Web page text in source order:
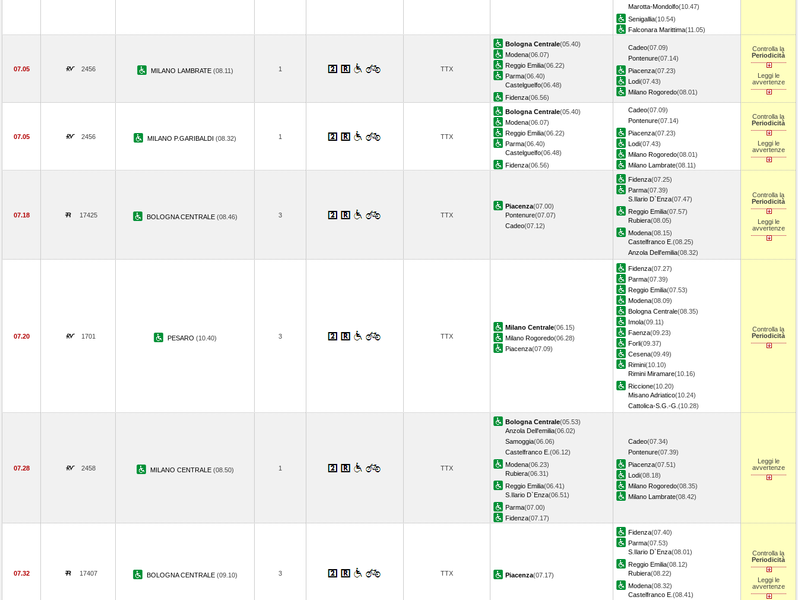
Marotta-Mondolfo(10.47)
Senigallia(10.54)
Falconara Marittima(11.05)
07.05 2456 MILANO LAMBRATE (08.11) 1 TTX
Bologna Centrale(05.40)
Modena(06.07)
Reggio Emilia(06.22)
Parma(06.40)
Castelguelfo(06.48)
Fidenza(06.56)
Cadeo(07.09)
Pontenure(07.14)
Piacenza(07.23)
Lodi(07.43)
Milano Rogoredo(08.01)
Controlla la
Periodicità
Leggi le
avvertenze
07.05 2456 MILANO P.GARIBALDI (08.32) 1 TTX
Bologna Centrale(05.40)
Modena(06.07)
Reggio Emilia(06.22)
Parma(06.40)
Castelguelfo(06.48)
Fidenza(06.56)
Cadeo(07.09)
Pontenure(07.14)
Piacenza(07.23)
Lodi(07.43)
Milano Rogoredo(08.01)
Milano Lambrate(08.11)
Controlla la
Periodicità
Leggi le
avvertenze
07.18 17425 BOLOGNA CENTRALE (08.46) 3 TTX
Piacenza(07.00)
Pontenure(07.07)
Cadeo(07.12)
Fidenza(07.25)
Parma(07.39)
S.Ilario D`Enza(07.47)
Reggio Emilia(07.57)
Rubiera(08.05)
Modena(08.15)
Castelfranco E. (08.25)
Anzola Dell'emilia(08.32)
Controlla la
Periodicità
Leggi le
avvertenze
07.20 1701 PESARO (10.40) 3 TTX
Milano Centrale(06.15)
Milano Rogoredo(06.28)
Piacenza(07.09)
Fidenza(07.27)
Parma(07.39)
Reggio Emilia(07.53)
Modena(08.09)
Bologna Centrale(08.35)
Imola(09.11)
Faenza(09.23)
Forli(09.37)
Cesena(09.49)
Rimini(10.10)
Rimini Miramare(10.16)
Riccione(10.20)
Misano Adriatico(10.24)
Cattolica-S.G.-G. (10.28)
Controlla la
Periodicità
07.28 2458 MILANO CENTRALE (08.50) 1 TTX
Bologna Centrale(05.53)
Anzola Dell'emilia(06.02)
Samoggia(06.06)
Castelfranco E. (06.12)
Modena(06.23)
Rubiera(06.31)
Reggio Emilia(06.41)
S.Ilario D`Enza(06.51)
Parma(07.00)
Fidenza(07.17)
Cadeo(07.34)
Pontenure(07.39)
Piacenza(07.51)
Lodi(08.18)
Milano Rogoredo(08.35)
Milano Lambrate(08.42)
Leggi le
avvertenze
07.32 17407 BOLOGNA CENTRALE (09.10) 3 TTX Piacenza(07.17)
Fidenza(07.40)
Parma(07.53)
S.Ilario D`Enza(08.01)
Reggio Emilia(08.12)
Rubiera(08.22)
Modena(08.32)
Castelfranco E. (08.41)
Controlla la
Periodicità
Leggi le
avvertenze